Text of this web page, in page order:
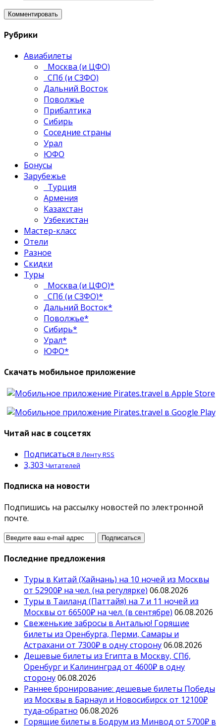
Рубрики
Авиабилеты
Москва (и ЦФО)
СПб (и СЗФО)
Дальний Восток
Поволжье
Прибалтика
Сибирь
Соседние страны
Урал
ЮФО
Бонусы
Зарубежье
Турция
Армения
Казахстан
Узбекистан
Мастер-класс
Отели
Разное
Скидки
Туры
Москва (и ЦФО)*
СПб (и СЗФО)*
Дальний Восток*
Поволжье*
Сибирь*
Урал*
ЮФО*
Скачать мобильное приложение
Читай нас в соцсетях
Подписаться В Ленту RSS
3,303 Читателей
Подписка на новости
Подпишись на рассылку новостей по электронной
почте.
Последние предложения
Туры в Китай (Хайнань) на 10 ночей из Москвы
от 52900₽ на чел. (на регулярке) 06.08.2026
Туры в Таиланд (Паттайя) на 7 и 11 ночей из
Москвы от 66500₽ на чел. (в сентябре) 06.08.2026
Свеженькие забросы в Анталью! Горящие
билеты из Оренбурга, Перми, Самары и
Астрахани от 7300₽ в одну сторону06.08.2026
Дешевые билеты из Египта в Москву, СПб,
Оренбург и Калининград от 4600₽ в одну
сторону06.08.2026
Раннее бронирование: дешевые билеты Победы
из Москвы в Барнаул и Новосибирск от 12100₽
туда-обратно 06.08.2026
Горящие билеты в Бодрум из Минвод от 5700₽ в